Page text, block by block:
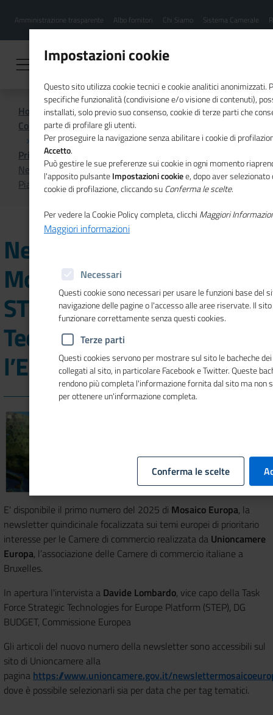
contenuto
Menu
hamburgher
Amministrazione trasparente Albo fornitori Chi Siamo Sistema Camerale
Home
Comunicazione istituzionale per il sistema camerale
Primo Piano
Nel nuovo numero di Mosaico Europa si parla di STEP, la
Piattaforma delle Tecnologie Strategiche per l’Europa
Nel nuovo numero di
Mosaico Europa si parla di
STEP, la Piattaforma delle
Tecnologie Strategiche per
l’Europa
E' disponibile il primo numero del 2025 di Mosaico Europa, la
newsletter quindicinale focalizzata sui temi europei di prioritario
interesse per le Camere di commercio realizzata da Unioncamere
Europa, l’associazione delle Camere di commercio italiane a
Bruxelles.
In apertura l'intervista a Davide Lombardo, vice capo della Task
Force Strategic Technologies for Europe Platform (STEP), DG
BUDGET, Commissione Europea
Gli articoli del nuovo numero della newsletter sono accessibili sul
sito di Unioncamere alla
pagina https://www.unioncamere.gov.it/
dove è possibile selezionarli sia per data che per tag tematici.
Impostazioni cookie
Questo sito utilizza cookie tecnici e cookie analitici anonimizzati.
specifiche funzionalità (condivisione e/o visione di contenuti),
installati, solo previo suo consenso, cookie di terze parti che
parte di profilare gli utenti.
Per proseguire la navigazione senza abilitare i cookie di
Accetto.
Può gestire le sue preferenze sui cookie in ogni momento
l'apposito pulsanteImpostazioni cookiee, dopo aver
cookie di profilazione, cliccando suConferma le scelte.
Per vedere la Cookie Policy completa, clicchi Maggiori
Maggiori informazioni
Necessari
Questi cookie sono necessari per usare le funzioni base del
navigazione delle pagine o l'accesso alle aree riservate. Il
funzionare correttamente senza questi cookies.
Terze parti
Questi cookies servono per mostrare sul sito le bacheche
collegati al sito, in particolare Facebook e Twitter. Queste
rendono più completa l'informazione fornita dal sito ma non
per ottenere un'informazione completa.
Conferma le scelte